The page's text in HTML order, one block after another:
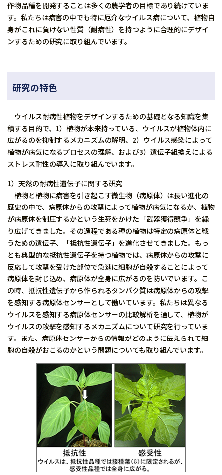
作物品種を開発することは多くの農学者の目標であり続けていま
す。私たちは病害の中でも特に厄介なウイルス病について、植物自
身がこれに負けない性質（耐病性）を持つように合理的にデザイ
ンするための研究に取り組んでいます。
研究の特色
ウイルス耐病性植物をデザインするための基礎となる知識を集
積する目的で、1）植物が本来持っている、ウイルスが植物体内に
広がるのを抑制するメカニズムの解明、2）ウイルス感染によって
植物が病気になるプロセスの理解、および3）遺伝子組換えによる
ストレス耐性の導入に取り組んでいます。
1）天然の耐病性遺伝子に関する研究
植物と植物に病害を引き起こす微生物（病原体）は長い進化の
歴史の中で、病原体からの攻撃によって植物が病気になるか、植物
が病原体を制圧するかという生死をかけた「武器獲得競争」を繰
り広げてきました。その過程である種の植物は特定の病原体と戦
うための遺伝子、「抵抗性遺伝子」を進化させてきました。もっ
とも典型的な抵抗性遺伝子を持つ植物では、病原体からの攻撃に
反応して攻撃を受けた部位で急速に細胞が自殺することによって
病原体を封じ込め、病原体が全身に広がるのを防いでいます。こ
の時、抵抗性遺伝子から作られるタンパク質は病原体からの攻撃
を感知する病原体センサーとして働いています。私たちは異なる
ウイルスを感知する病原体センサーの比較解析を通して、植物が
ウイルスの攻撃を感知するメカニズムについて研究を行っていま
す。また、病原体センサーからの情報がどのように伝えられて細
胞の自殺がおこるのかという問題についても取り組んでいます。